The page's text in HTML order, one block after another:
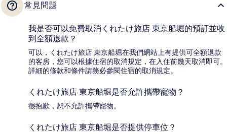
常見問題
我是否可以免費取消くれたけ旅店 東京船堀的預訂並收
到全額退款？
可以，くれたけ旅店 東京船堀在我們網站上有提供可全額退款
的客房，您可以根據住宿的取消規定，在入住前幾天取消即可。
詳細的條款和條件請務必參閱住宿的取消規定。
くれたけ旅店 東京船堀是否允許攜帶寵物？
很抱歉，恕不允許攜帶寵物。
くれたけ旅店 東京船堀是否提供停車位？